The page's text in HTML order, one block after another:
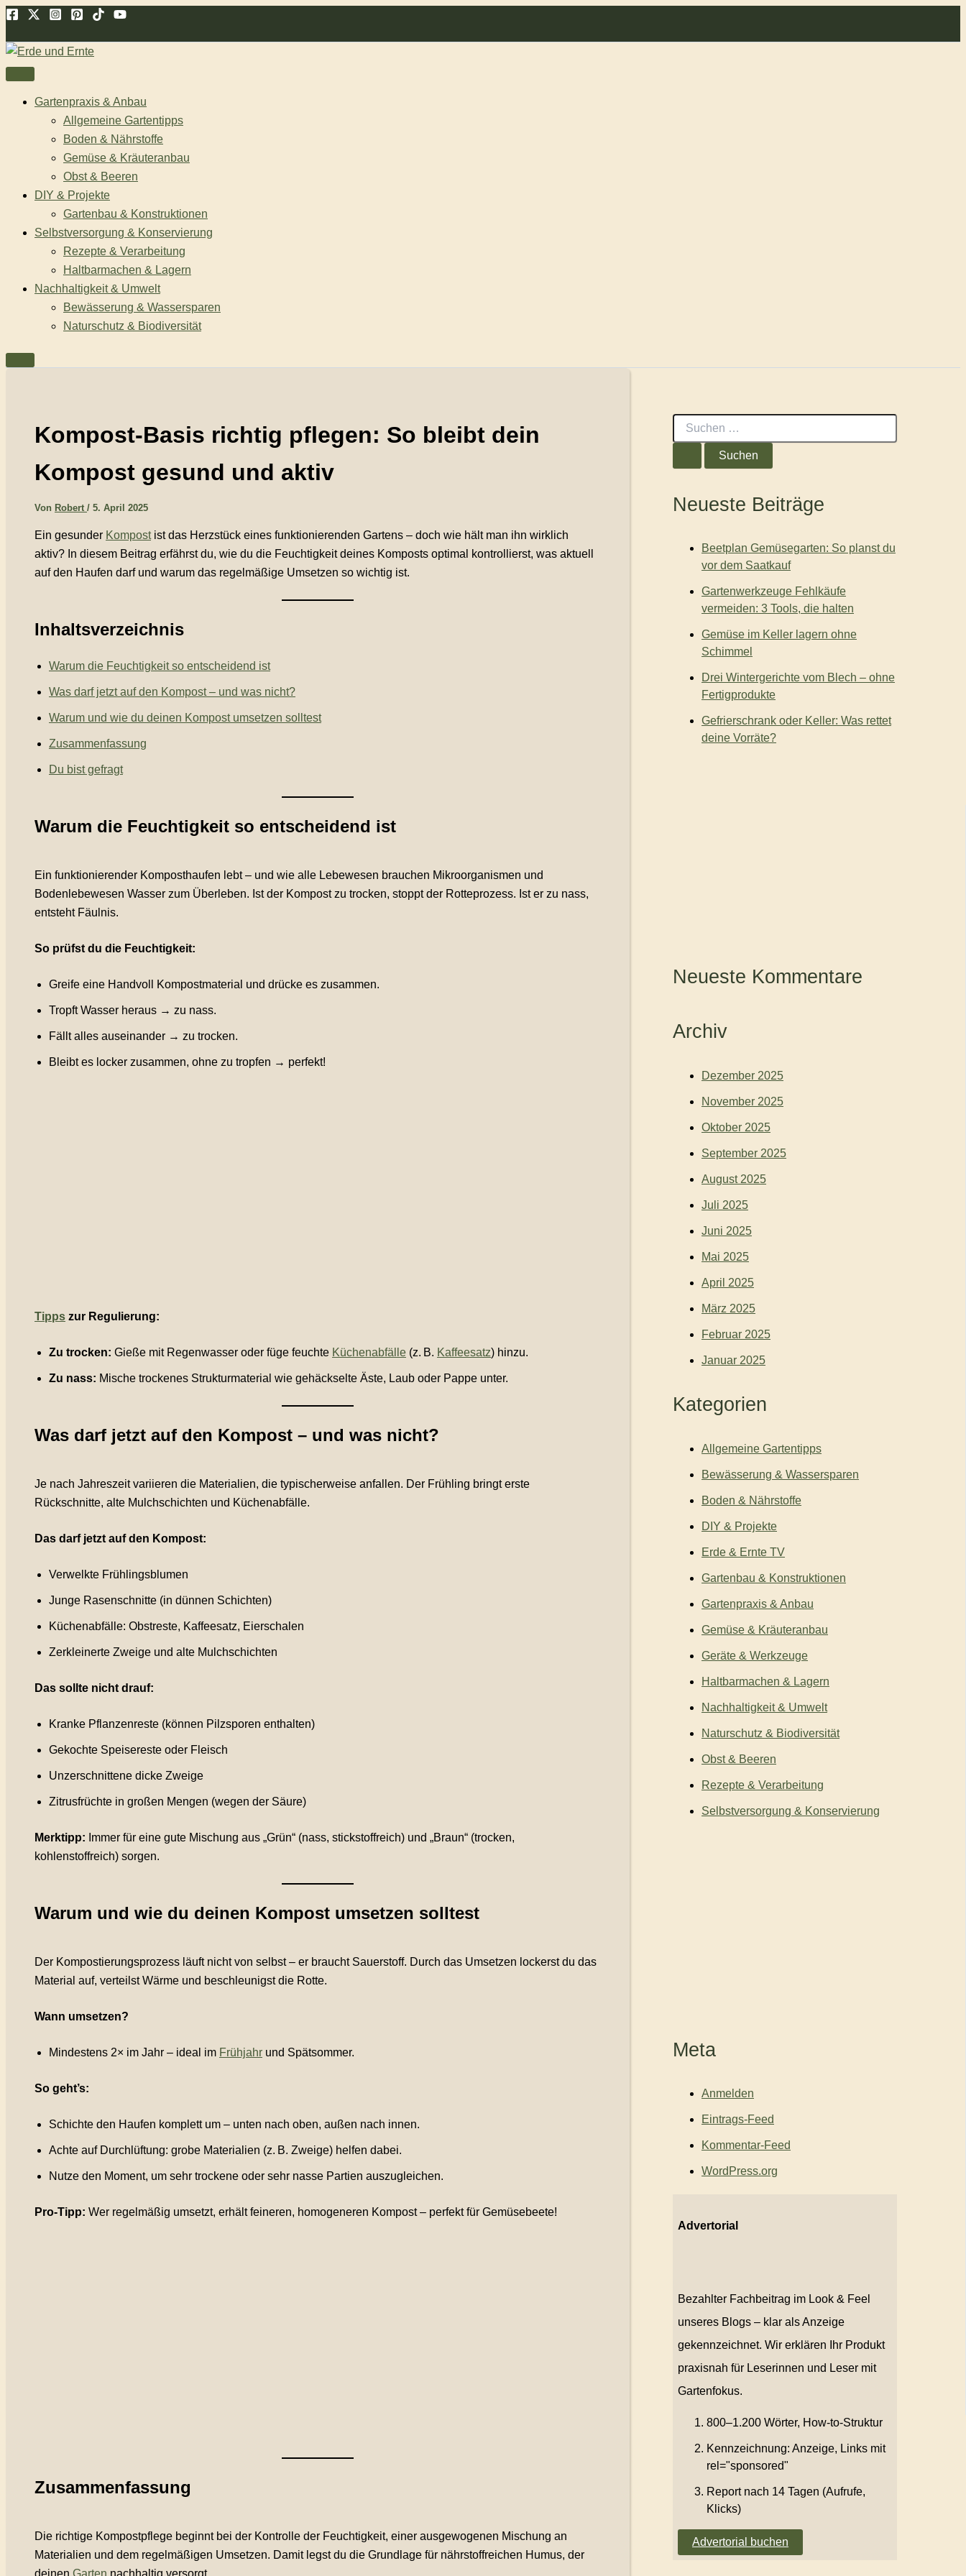
Zum
springen
Gartenpraxis & Anbau
Allgemeine Gartentipps
Boden & Nährstoffe
Gemüse & Kräuteranbau
Obst & Beeren
DIY & Projekte
Gartenbau & Konstruktionen
Selbstversorgung & Konservierung
Rezepte & Verarbeitung
Haltbarmachen & Lagern
Nachhaltigkeit & Umwelt
Bewässerung & Wassersparen
Naturschutz & Biodiversität
Kompost-Basis richtig pflegen: So bleibt dein
Kompost gesund und aktiv
Von Robert / 5. April 2025
Ein gesunder Kompostist das Herzstück eines funktionierenden Gartens – doch wie hält man ihn wirklich
aktiv? In diesem Beitrag erfährst du, wie du die Feuchtigkeit deines Komposts optimal kontrollierst, was aktuell
auf den Haufen darf und warum das regelmäßige Umsetzen so wichtig ist.
Inhaltsverzeichnis
Warum die Feuchtigkeit so entscheidend ist
Was darf jetzt auf den Kompost – und was nicht?
Warum und wie du deinen Kompost umsetzen solltest
Zusammenfassung
Du bist gefragt
Warum die Feuchtigkeit so entscheidend ist
Ein funktionierender Komposthaufen lebt – und wie alle Lebewesen brauchen Mikroorganismen und
Bodenlebewesen Wasser zum Überleben. Ist der Kompost zu trocken, stoppt der Rotteprozess. Ist er zu nass,
entsteht Fäulnis.
So prüfst du die Feuchtigkeit:
Greife eine Handvoll Kompostmaterial und drücke es zusammen.
Tropft Wasser heraus → zu nass.
Fällt alles auseinander → zu trocken.
Bleibt es locker zusammen, ohne zu tropfen → perfekt!
Tipps zur Regulierung:
Zu trocken: Gieße mit Regenwasser oder füge feuchte Küchenabfälle (z. B. Kaffeesatz) hinzu.
Zu nass: Mische trockenes Strukturmaterial wie gehäckselte Äste, Laub oder Pappe unter.
Was darf jetzt auf den Kompost – und was nicht?
Je nach Jahreszeit variieren die Materialien, die typischerweise anfallen. Der Frühling bringt erste
Rückschnitte, alte Mulchschichten und Küchenabfälle.
Das darf jetzt auf den Kompost:
Verwelkte Frühlingsblumen
Junge Rasenschnitte (in dünnen Schichten)
Küchenabfälle: Obstreste, Kaffeesatz, Eierschalen
Zerkleinerte Zweige und alte Mulchschichten
Das sollte nicht drauf:
Kranke Pflanzenreste (können Pilzsporen enthalten)
Gekochte Speisereste oder Fleisch
Unzerschnittene dicke Zweige
Zitrusfrüchte in großen Mengen (wegen der Säure)
Merktipp: Immer für eine gute Mischung aus „Grün“ (nass, stickstoffreich) und „Braun“ (trocken,
kohlenstoffreich) sorgen.
Warum und wie du deinen Kompost umsetzen solltest
Der Kompostierungsprozess läuft nicht von selbst – er braucht Sauerstoff. Durch das Umsetzen lockerst du das
Material auf, verteilst Wärme und beschleunigst die Rotte.
Wann umsetzen?
Mindestens 2× im Jahr – ideal im Frühjahr und Spätsommer.
So geht’s:
Schichte den Haufen komplett um – unten nach oben, außen nach innen.
Achte auf Durchlüftung: grobe Materialien (z. B. Zweige) helfen dabei.
Nutze den Moment, um sehr trockene oder sehr nasse Partien auszugleichen.
Pro-Tipp: Wer regelmäßig umsetzt, erhält feineren, homogeneren Kompost – perfekt für Gemüsebeete!
Zusammenfassung
Die richtige Kompostpflege beginnt bei der Kontrolle der Feuchtigkeit, einer ausgewogenen Mischung an
Materialien und dem regelmäßigen Umsetzen. Damit legst du die Grundlage für nährstoffreichen Humus, der
S
Neueste Beiträge
Beetplan Gemüsegarten: So planst du
vor dem Saatkauf
Gartenwerkzeuge Fehlkäufe
vermeiden: 3 Tools, die halten
Gemüse im Keller lagern ohne
Schimmel
Drei Wintergerichte vom Blech – ohne
Fertigprodukte
Gefrierschrank oder Keller: Was rettet
deine Vorräte?
Neueste Kommentare
Archiv
Dezember 2025
November 2025
Oktober 2025
September 2025
August 2025
Juli 2025
Juni 2025
Mai 2025
April 2025
März 2025
Februar 2025
Januar 2025
Kategorien
Allgemeine Gartentipps
Bewässerung & Wassersparen
Boden & Nährstoffe
DIY & Projekte
Erde & Ernte TV
Gartenbau & Konstruktionen
Gartenpraxis & Anbau
Gemüse & Kräuteranbau
Geräte & Werkzeuge
Haltbarmachen & Lagern
Nachhaltigkeit & Umwelt
Naturschutz & Biodiversität
Obst & Beeren
Rezepte & Verarbeitung
Selbstversorgung & Konservierung
Meta
Anmelden
Eintrags-Feed
Kommentar-Feed
WordPress.org
Advertorial
Bezahlter Fachbeitrag im Look & Feel
unseres Blogs – klar als Anzeige
gekennzeichnet. Wir erklären Ihr Produkt
praxisnah für Leserinnen und Leser mit
Gartenfokus.
800–1.200 Wörter, How-to-Struktur
Kennzeichnung: Anzeige, Links mit
rel="sponsored"
Report nach 14 Tagen (Aufrufe,
Klicks)
Advertorial buchen